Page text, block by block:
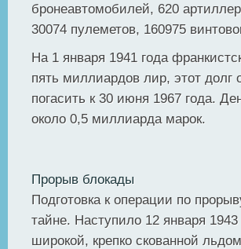
бронеавтомобилей, 620
30074 пулеметов, 160975
На 1 января 1941 года
пять миллиардов лир, этот долг
погасить к 30 июня 1967 года.
около 0,5 миллиарда марок.
Прорыв блокады
Подготовка к операции по
тайне. Наступило 12 января
широкой, крепко скованной